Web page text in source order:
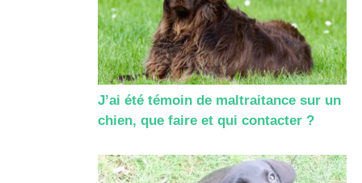
J’ai été témoin de maltraitance sur un
chien, que faire et qui contacter ?